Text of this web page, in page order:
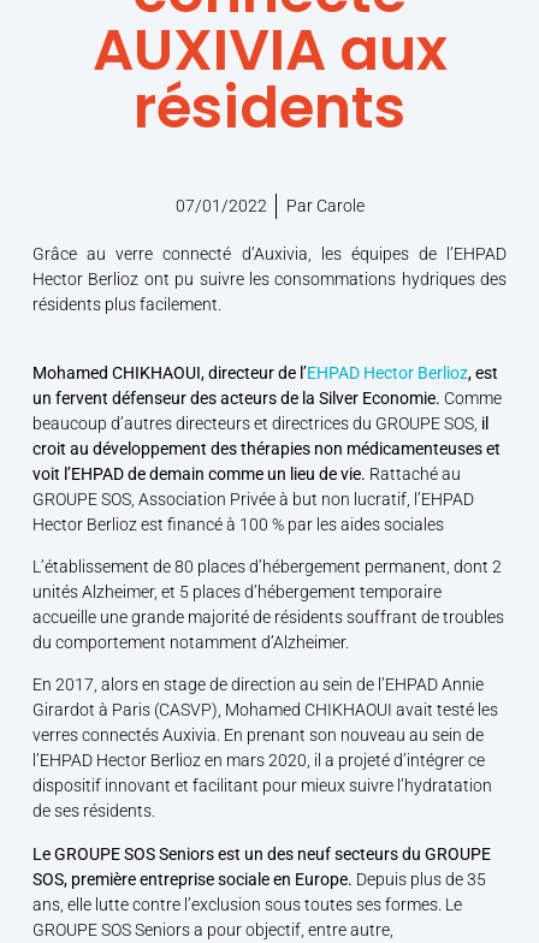
AUXIVIA aux
résidents
07/01/2022 ParCarole
Grâce au verre connecté d’Auxivia, les équipes de l’EHPAD
Hector Berlioz ont pu suivre les consommations hydriques des
résidents plus facilement.
Mohamed CHIKHAOUI, directeur de l’EHPAD Hector Berlioz, est
un fervent défenseur des acteurs de la Silver Economie. Comme
beaucoup d’autres directeurs et directrices du GROUPE SOS, il
croit au développement des thérapies non médicamenteuses et
voit l’EHPAD de demain comme un lieu de vie. Rattaché au
GROUPE SOS, Association Privée à but non lucratif, l’EHPAD
Hector Berlioz est financé à 100 % par les aides sociales
L’établissement de 80 places d’hébergement permanent, dont 2
unités Alzheimer, et 5 places d’hébergement temporaire
accueille une grande majorité de résidents souffrant de troubles
du comportement notamment d’Alzheimer.
En 2017, alors en stage de direction au sein de l’EHPAD Annie
Girardot à Paris (CASVP), Mohamed CHIKHAOUI avait testé les
verres connectés Auxivia. En prenant son nouveau au sein de
l’EHPAD Hector Berlioz en mars 2020, il a projeté d’intégrer ce
dispositif innovant et facilitant pour mieux suivre l’hydratation
de ses résidents.
Le GROUPE SOS Seniors est un des neuf secteurs du GROUPE
SOS, première entreprise sociale en Europe. Depuis plus de 35
ans, elle lutte contre l’exclusion sous toutes ses formes. Le
GROUPE SOS Seniors a pour objectif, entre autre,